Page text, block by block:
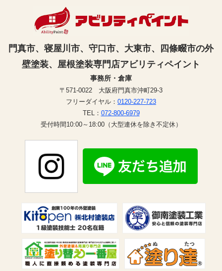
門真市、寝屋川市、守口市、大東市、四條畷市の外
壁塗装、屋根塗装専門店アビリティペイント
事務所・倉庫
〒571-0022 大阪府門真市沖町29-3
フリーダイヤル： 0120-227-723
TEL： 072-800-6979
受付時間10:00～18:00（大型連休を除き不定休）